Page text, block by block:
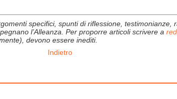
specifici, spunti di riflessione,
l’Alleanza. Per proporre articoli scrivere a
devono essere inediti.
Indietro